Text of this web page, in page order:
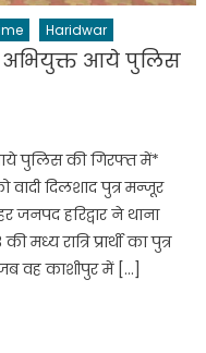
Haridwar
आये पुलिस
पुलिस की गिरफ्त में*
दिलशाद पुत्र मन्जूर
हरिद्वार ने थाना
रात्रि प्रार्थी का पुत्र
वह काशीपुर में […]